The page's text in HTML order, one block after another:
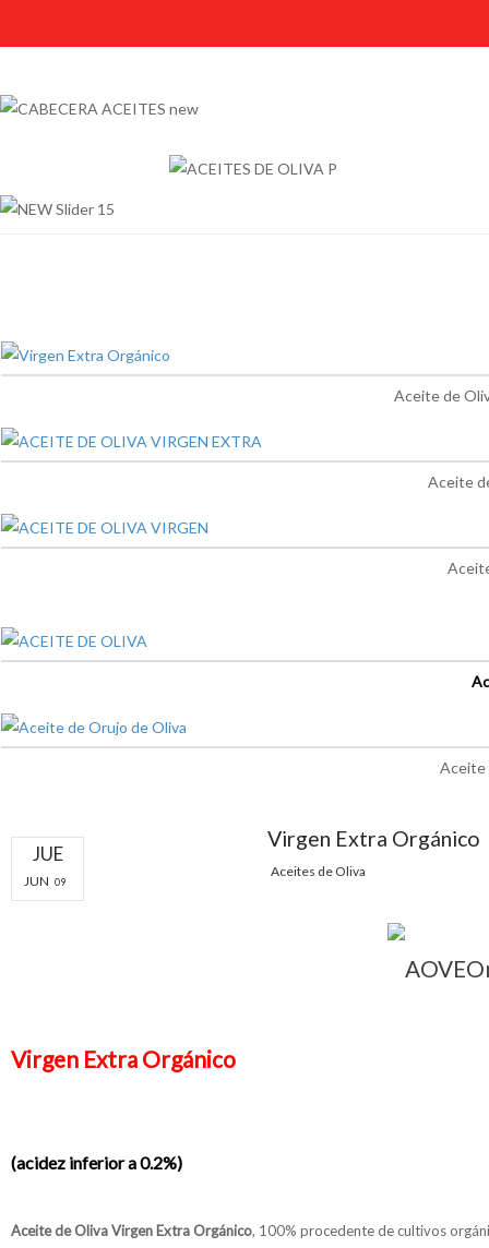
Aceite de
Aceite
JUE
JUN 09
Virgen Extra Orgánico
Aceites de Oliva
Virgen Extra Orgánico
(acidez inferior a 0.2%)
Aceite de Oliva Virgen Extra Orgánico, 100% procedente de cultivos